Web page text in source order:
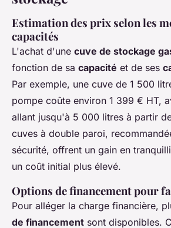
Estimation des prix selon les
capacités
L'achat d'une cuve de stockage
fonction de sa capacité et de ses
Par exemple, une cuve de 1 500
pompe coûte environ 1 399 € HT,
allant jusqu'à 5 000 litres à partir
cuves à double paroi,
sécurité, offrent un gain en
un coût initial plus élevé.
Options de financement pour
Pour alléger la charge financière,
de financement sont disponibles.